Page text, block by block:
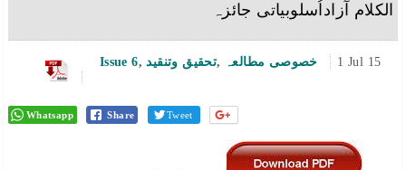
الکلام آزاداُسلوبیاتی جائزہ
Issue 6,تحقیق وتنقید, خصوصی مطالعہ 1 Jul 15
Whatsapp Share Tweet